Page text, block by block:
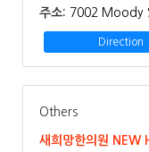
주소: 7002 Moody
Direction
Others
새희망한의원 NEW